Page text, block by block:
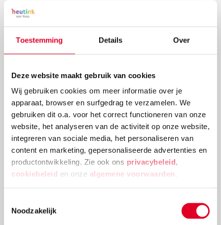
Toestemming Details Over
Deze website maakt gebruik van cookies
Wij gebruiken cookies om meer informatie over je
apparaat, browser en surfgedrag te verzamelen. We
gebruiken dit o.a. voor het correct functioneren van onze
website, het analyseren van de activiteit op onze website,
integreren van sociale media, het personaliseren van
content en marketing, gepersonaliseerde advertenties en
productontwikkeling. Zie ook ons privacybeleid,
cookiebeleid en onze algemene voorwaarden .
Noodzakelijk
Knutselidee: kerstballenboom maken
Deze kerstballenboom is een echte eyecatcher! Plak
verschillende groottes van kerstballen en
versieringen aan elkaar tot deze mooie
Lees meer